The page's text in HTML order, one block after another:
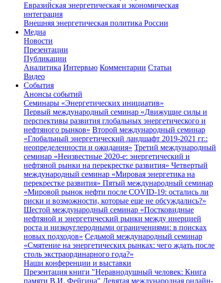
Евразийская энергетическая и экономическая
интеграция
Внешняя энергетическая политика России
Медиа
Новости
Презентации
Публикации
Аналитика Интервью Комментарии Статьи
Видео
События
Анонсы событий
Семинары «Энергетических инициатив»
Первый международный семинар «Движущие силы и
перспективы развития глобальных энергетического и
нефтяного рынков» Второй международный семинар
«Глобальный энергетический ландшафт 2019-2021 гг.:
неопределенности и ожидания» Третий международный
семинар «Неизвестные 2020-е: энергетический и
нефтяной рынки на перекрестке развития» Четвертый
международный семинар «Мировая энергетика на
перекрестке развития» Пятый международный семинар
«Мировой рынок нефти после COVID-19: остались ли
риски и возможности, которые еще не обсуждались?»
Шестой международный семинар «Постковидные
нефтяной и энергетический рынки между инерцией
роста и низкоуглеродными ограничениями: в поисках
новых подходов» Седьмой международный семинар
«Смятение на энергетических рынках: чего ждать после
столь экстраординарного года?»
Наши конференции и выставки
Презентация книги "Неравнодушный человек: Книга
памяти В.И. Фейгина" Девятая международная онлайн-